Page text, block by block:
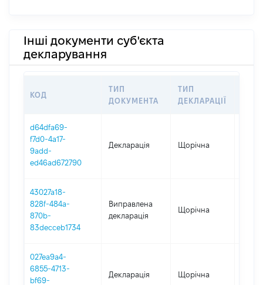
Інші документи суб'єкта
декларування
КОД
ТИП
ДОКУМЕНТА
ТИП
ДЕКЛАРАЦІЇ
d64dfa69-
f7d0-4a17-
9add-
ed46ad672790
Декларація Щорічна
43027a18-
828f-484a-
870b-
83decceb1734
Виправлена
декларація
Щорічна
027ea9a4-
6855-4713-
bf69-
Декларація Щорічна